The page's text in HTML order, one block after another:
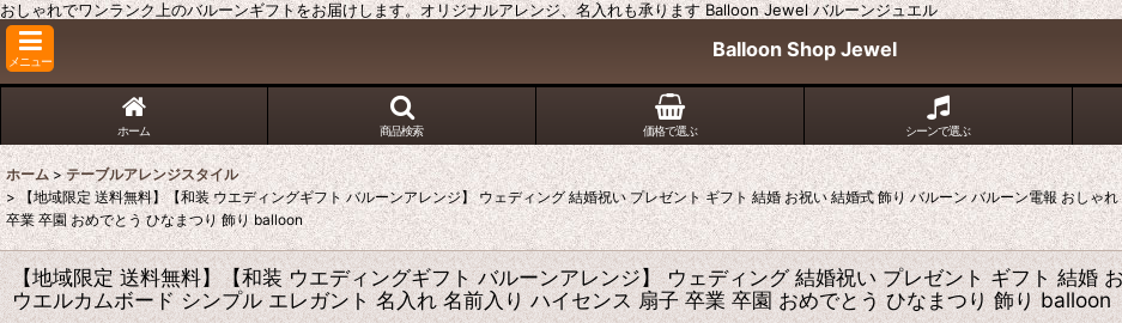
おしゃれでワンランク上のバルーンギフトをお届けします。オリジナルアレンジ、名入れも承ります Balloon Jewel バルーンジュエル
メニュー
Balloon Shop Jewel
ホーム 商品検索 価格で選ぶ シーンで選ぶ
ホーム > テーブルアレンジスタイル
> 【地域限定 送料無料】【和装 ウエディングギフト バルーンアレンジ】 ウェディング 結婚祝い プレゼント ギフト 結婚 お祝い 結婚式 飾り バルーン バルーン電報 おしゃ
卒業 卒園 おめでとう ひなまつり 飾り balloon
【地域限定 送料無料】【和装 ウエディングギフト バルーンアレンジ】 ウェディング 結婚祝い プレゼント ギフト 結婚
ウエルカムボード シンプル エレガント 名入れ 名前入り ハイセンス 扇子 卒業 卒園 おめでとう ひなまつり 飾り balloon